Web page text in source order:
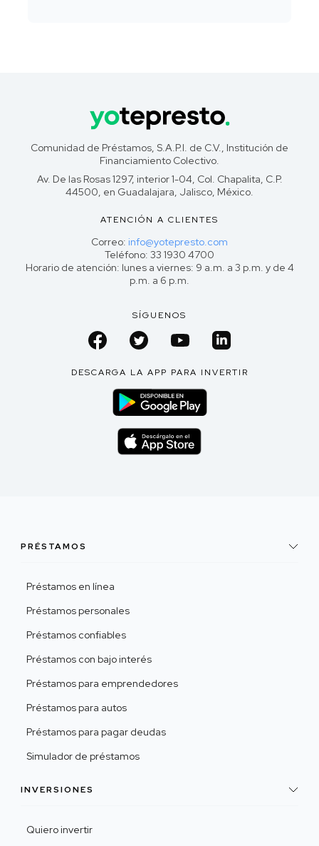
Comunidad de Préstamos, S.A.P.I. de C.V., Institución de
Financiamiento Colectivo.
Av. De las Rosas 1297, interior 1-04, Col. Chapalita, C.P.
44500, en Guadalajara, Jalisco, México.
ATENCIÓN A CLIENTES
Correo: info@yotepresto.com
Teléfono: 33 1930 4700
Horario de atención: lunes a viernes: 9 a.m. a 3 p.m. y de 4
p.m. a 6 p.m.
SÍGUENOS
DESCARGA LA APP PARA INVERTIR
PRÉSTAMOS
Préstamos en línea
Préstamos personales
Préstamos confiables
Préstamos con bajo interés
Préstamos para emprendedores
Préstamos para autos
Préstamos para pagar deudas
Simulador de préstamos
INVERSIONES
Quiero invertir